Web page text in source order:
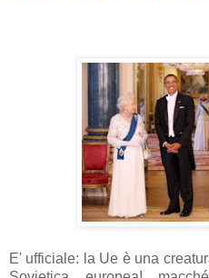
E' ufficiale: la Ue è una